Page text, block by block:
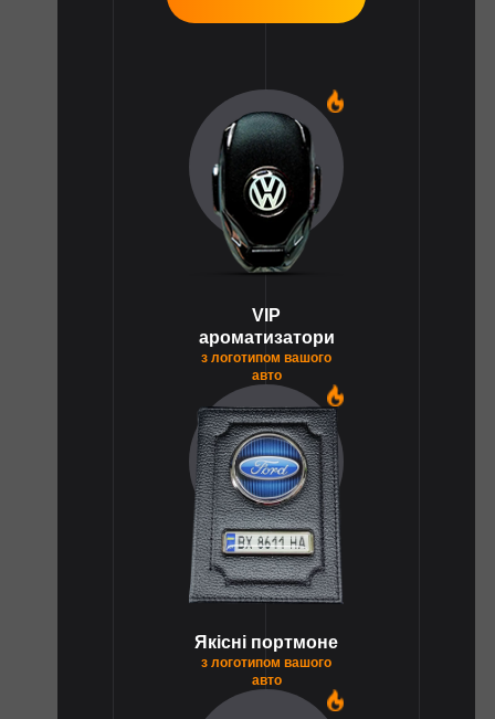
VIP
ароматизатори
з логотипом вашого
авто
Якісні портмоне
з логотипом вашого
авто